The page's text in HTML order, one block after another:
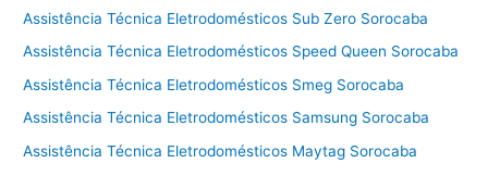
Assistência Técnica Eletrodomésticos Sub Zero Sorocaba
Assistência Técnica Eletrodomésticos Speed Queen Sorocaba
Assistência Técnica Eletrodomésticos Smeg Sorocaba
Assistência Técnica Eletrodomésticos Samsung Sorocaba
Assistência Técnica Eletrodomésticos Maytag Sorocaba